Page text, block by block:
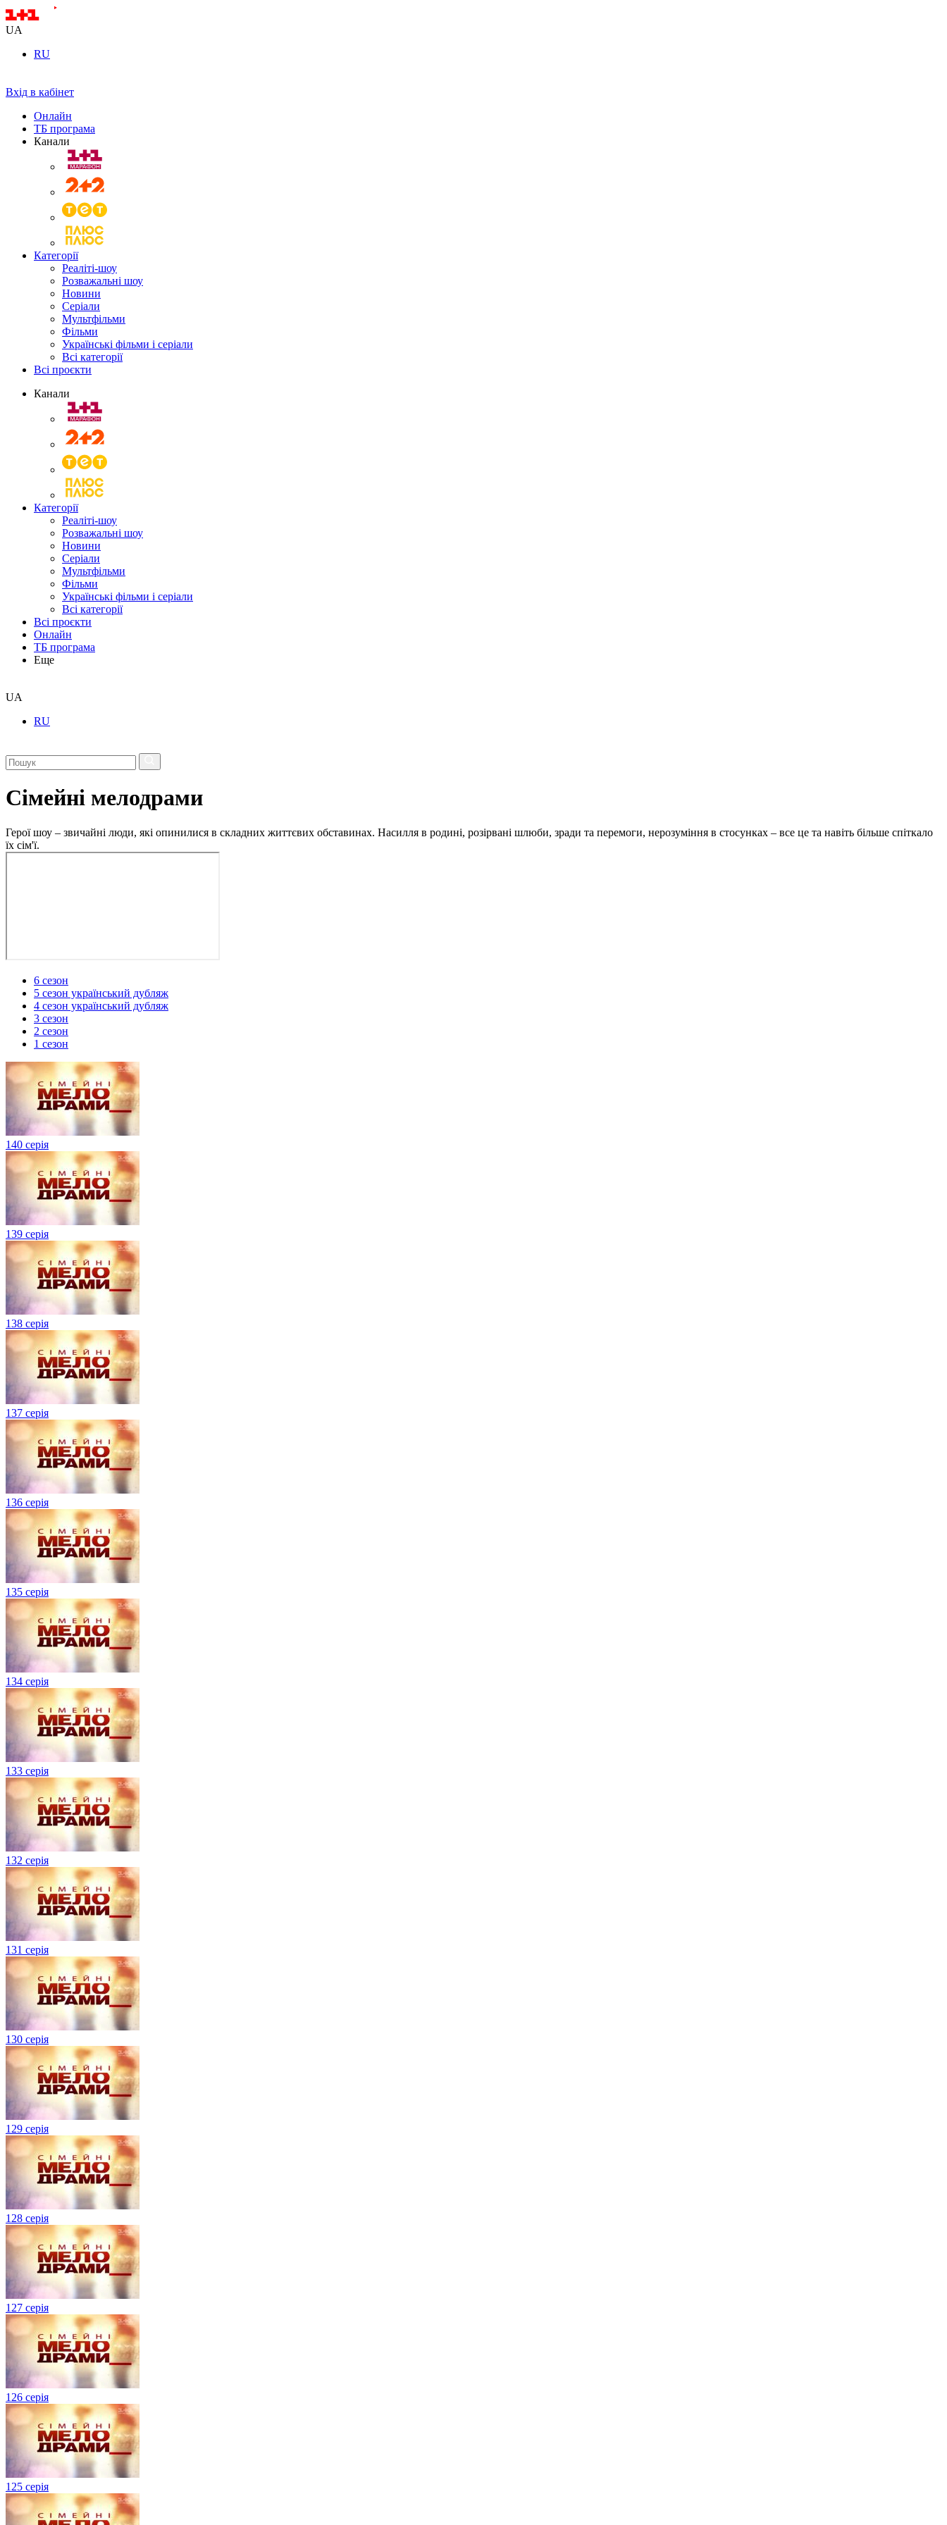
UA
RU
Вхід в кабінет
Онлайн
ТБ програма
Канали
Категорії
Реаліті-шоу
Розважальні шоу
Новини
Серіали
Мультфільми
Фільми
Українські фільми і серіали
Всі категорії
Всі проєкти
Канали
Категорії
Реаліті-шоу
Розважальні шоу
Новини
Серіали
Мультфільми
Фільми
Українські фільми і серіали
Всі категорії
Всі проєкти
Онлайн
ТБ програма
Еще
UA
RU
Сімейні мелодрами
Герої шоу – звичайні люди, які опинилися в складних життєвих обставинах. Насилля в родині, розірвані шлюби, зради та перемоги, нерозуміння в стосунках – все це та навіть більше спіткало
їх сім'ї.
6 сезон
5 сезон український дубляж
4 сезон український дубляж
3 сезон
2 сезон
1 сезон
140 серія
139 серія
138 серія
137 серія
136 серія
135 серія
134 серiя
133 серія
132 серія
131 серія
130 серія
129 серія
128 серія
127 серія
126 серія
125 серія